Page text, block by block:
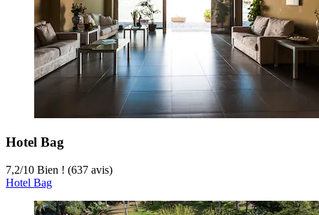
Hotel Bag
7,2/10 Bien ! (637 avis)
Hotel Bag